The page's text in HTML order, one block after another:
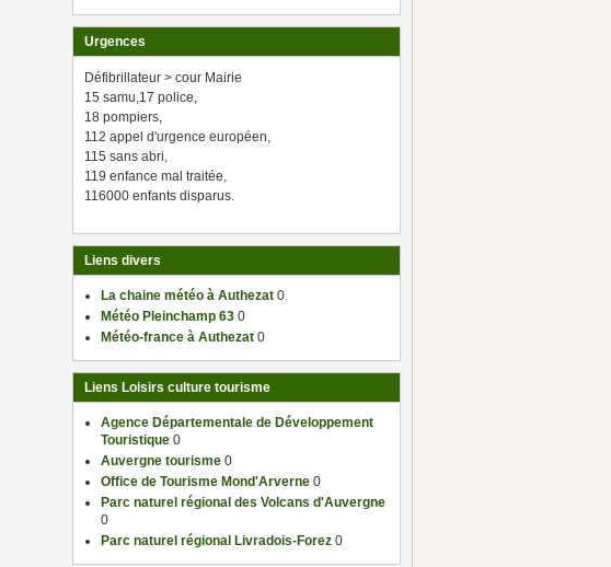
Urgences
Défibrillateur > cour Mairie
15 samu,17 police,
18 pompiers,
112 appel d'urgence européen,
115 sans abri,
119 enfance mal traitée,
116000 enfants disparus.
Liens divers
La chaine météo à Authezat 0
Météo Pleinchamp 63 0
Météo-france à Authezat 0
Liens Loisirs culture tourisme
Agence Départementale de Développement
Touristique 0
Auvergne tourisme 0
Office de Tourisme Mond'Arverne 0
Parc naturel régional des Volcans d'Auvergne
0
Parc naturel régional Livradois-Forez 0